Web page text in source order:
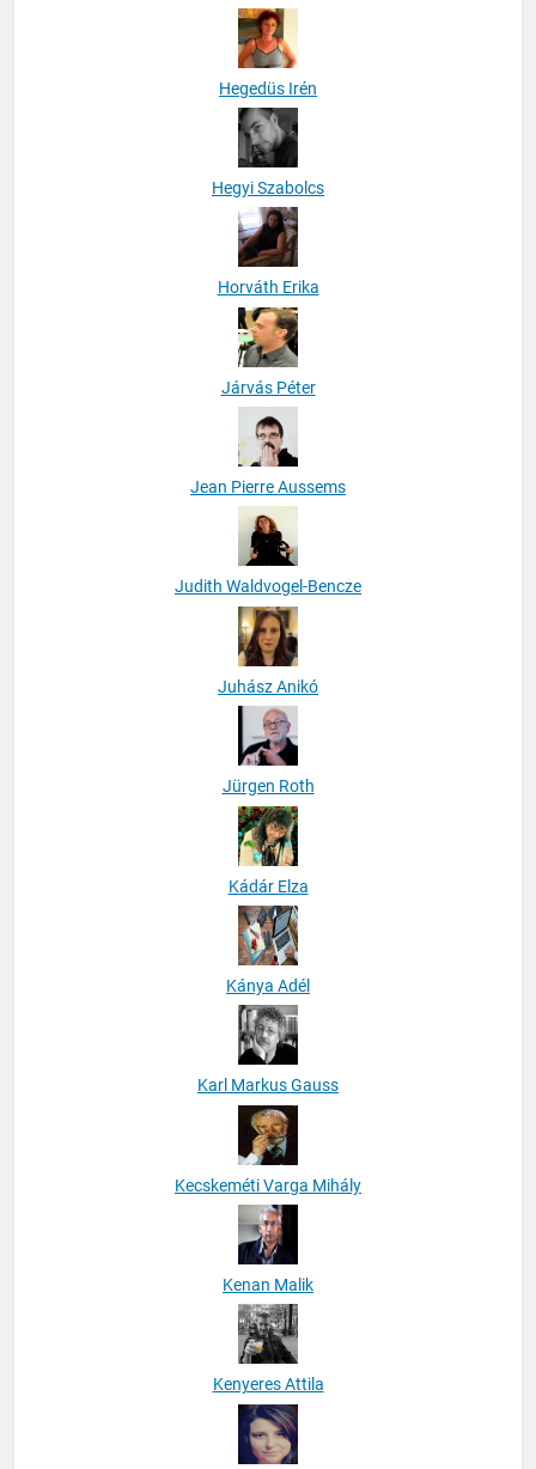
Hegedüs Irén
Hegyi Szabolcs
Horváth Erika
Járvás Péter
Jean Pierre Aussems
Judith Waldvogel-Bencze
Juhász Anikó
Jürgen Roth
Kádár Elza
Kánya Adél
Karl Markus Gauss
Kecskeméti Varga Mihály
Kenan Malik
Kenyeres Attila